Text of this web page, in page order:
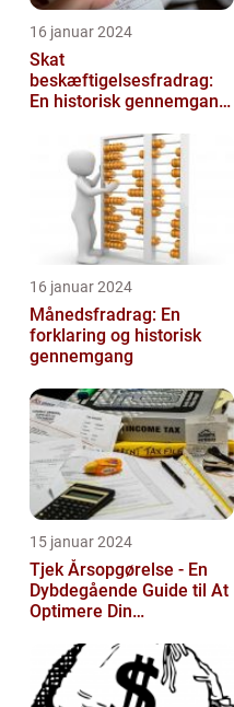
16 januar 2024
Skat
beskæftigelsesfradrag:
En historisk gennemgang
skattefritagelsesprogram
for inves...
16 januar 2024
Månedsfradrag: En
forklaring og historisk
gennemgang
15 januar 2024
Tjek Årsopgørelse - En
Dybdegående Guide til At
Optimere Din